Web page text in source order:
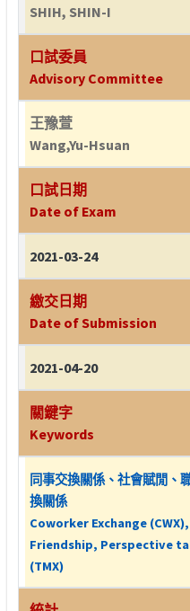
SHIH, SHIN-I
口試委員
Advisory Committee
王豫萱
Wang,Yu-Hsuan
口試日期
Date of Exam
2021-03-24
繳交日期
Date of Submission
2021-04-20
關鍵字
Keywords
同事交換關係、社會賦閒、
換關係
Coworker Exchange
Friendship, Perspective
(TMX)